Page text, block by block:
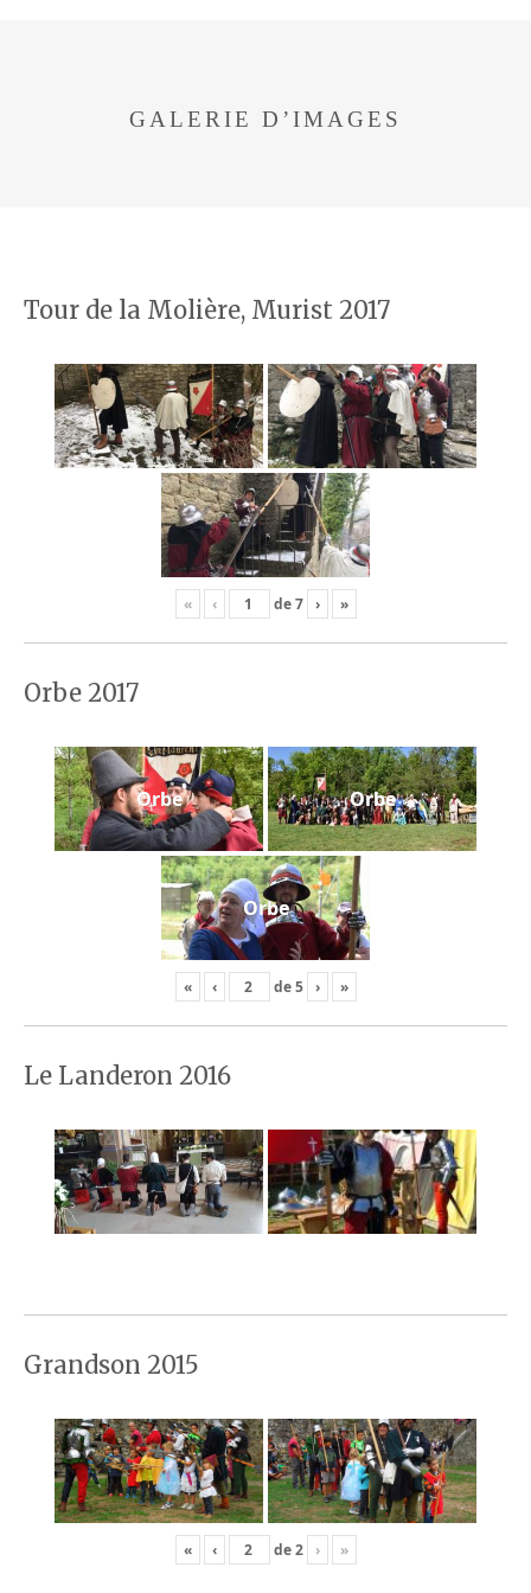
GALERIE D’IMAGES
Tour de la Molière, Murist 2017
« ‹ de7 › »
Orbe 2017
Orbe Orbe
Orbe
« ‹ de5 › »
Le Landeron 2016
Grandson 2015
« ‹ de2 › »